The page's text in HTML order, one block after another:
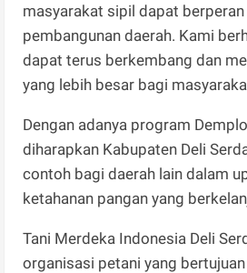
masyarakat sipil dapat
pembangunan daerah. Kami
dapat terus berkembang dan
yang lebih besar bagi
Dengan adanya program
diharapkan Kabupaten Deli
contoh bagi daerah lain dalam
ketahanan pangan yang
Tani Merdeka Indonesia Deli
organisasi petani yang